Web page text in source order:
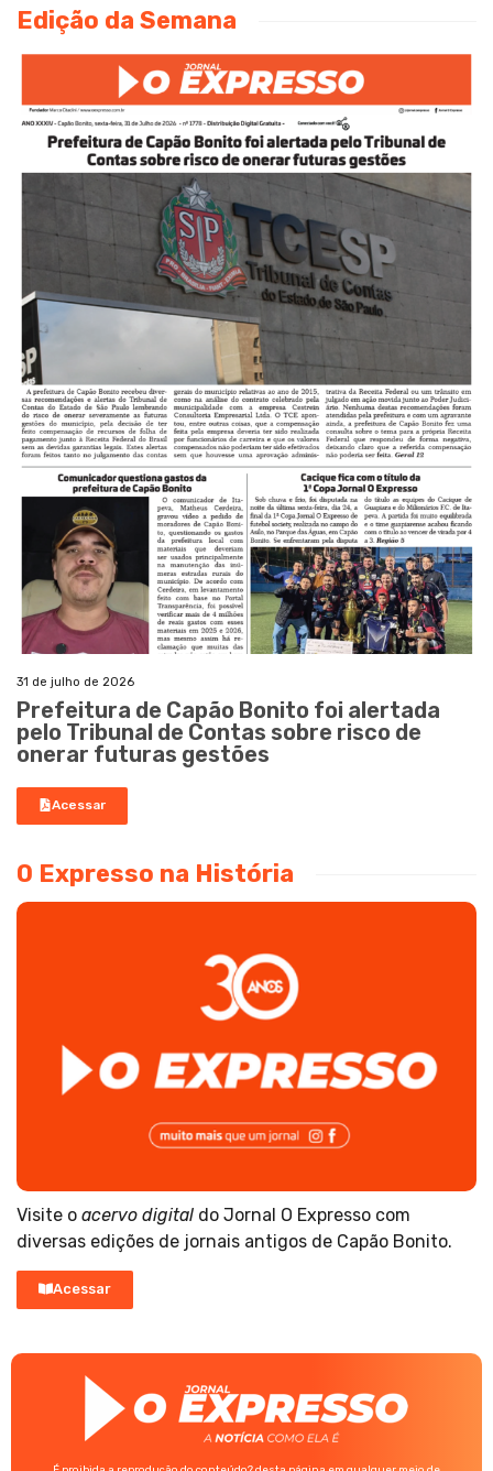
Edição da Semana
31 de julho de 2026
Prefeitura de Capão Bonito foi alertada
pelo Tribunal de Contas sobre risco de
onerar futuras gestões
Acessar
O Expresso na História
Visite o acervo digital do Jornal O Expresso com
diversas edições de jornais antigos de Capão Bonito.
Acessar